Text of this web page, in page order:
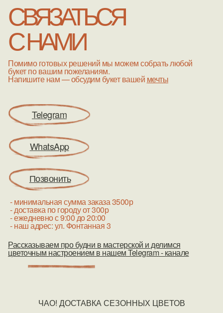
СВЯЗАТЬСЯ
С НАМИ
Помимо готовых решений мы можем собрать любой
букет по вашим пожеланиям.
Напишите нам — обсудим букет вашей мечты
Рассказываем про будни в мастерской и делимся
цветочным настроением в нашем Telegram - канале
WhatsApp
Telegram
- минимальная сумма заказа 3500р
- доставка по городу от 300р
- ежедневно с 9:00 до 20:00
- наш адрес: ул. Фонтанная 3
Позвонить
ЧАО! ДОСТАВКА СЕЗОННЫХ ЦВЕТОВ